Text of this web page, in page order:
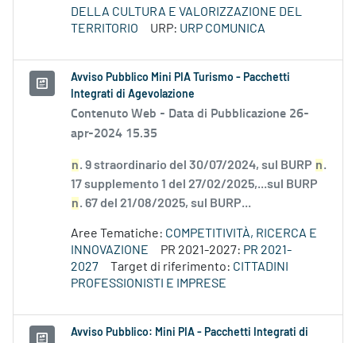
DELLA CULTURA E VALORIZZAZIONE DEL
TERRITORIO
URP: URP COMUNICA
Avviso Pubblico Mini PIA Turismo - Pacchetti
Integrati di Agevolazione
Contenuto Web - Data di Pubblicazione 26-
apr-2024 15.35
n. 9 straordinario del 30/07/2024, sul BURP n.
17 supplemento 1 del 27/02/2025,...sul BURP
n. 67 del 21/08/2025, sul BURP...
Aree Tematiche: COMPETITIVITÀ, RICERCA E
INNOVAZIONE
PR 2021-2027: PR 2021-
2027
Target di riferimento: CITTADINI
PROFESSIONISTI E IMPRESE
Avviso Pubblico: Mini PIA - Pacchetti Integrati di